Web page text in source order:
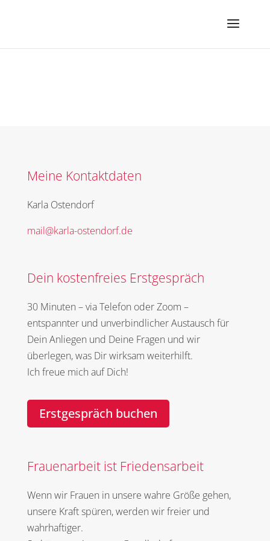
Meine Kontaktdaten
Karla Ostendorf
mail@karla-ostendorf.de
Dein kostenfreies Erstgespräch
30 Minuten – via Telefon oder Zoom –
entspannter und unverbindlicher Austausch für
Dein Anliegen und Deine Fragen und wir
überlegen, was Dir wirksam weiterhilft.
Ich freue mich auf Dich!
Erstgespräch buchen
Frauenarbeit ist Friedensarbeit
Wenn wir Frauen in unsere wahre Größe gehen,
unsere Kraft spüren, werden wir freier und
wahrhaftiger.